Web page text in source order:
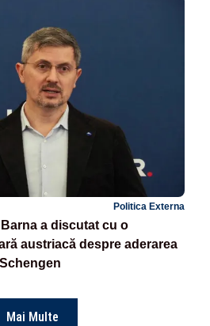
Politica Externa
a discutat cu o
austriacă despre aderarea
Mai Multe